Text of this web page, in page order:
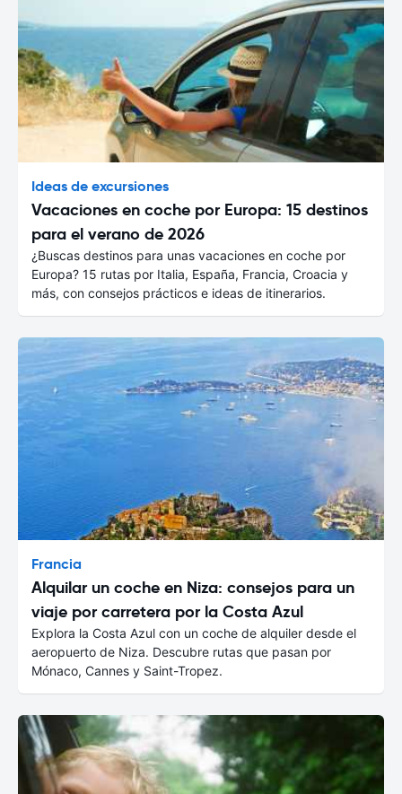
Ideas de excursiones
Vacaciones en coche por Europa: 15 destinos
para el verano de 2026
¿Buscas destinos para unas vacaciones en coche por
Europa? 15 rutas por Italia, España, Francia, Croacia y
más, con consejos prácticos e ideas de itinerarios.
Francia
Alquilar un coche en Niza: consejos para un
viaje por carretera por la Costa Azul
Explora la Costa Azul con un coche de alquiler desde el
aeropuerto de Niza. Descubre rutas que pasan por
Mónaco, Cannes y Saint-Tropez.